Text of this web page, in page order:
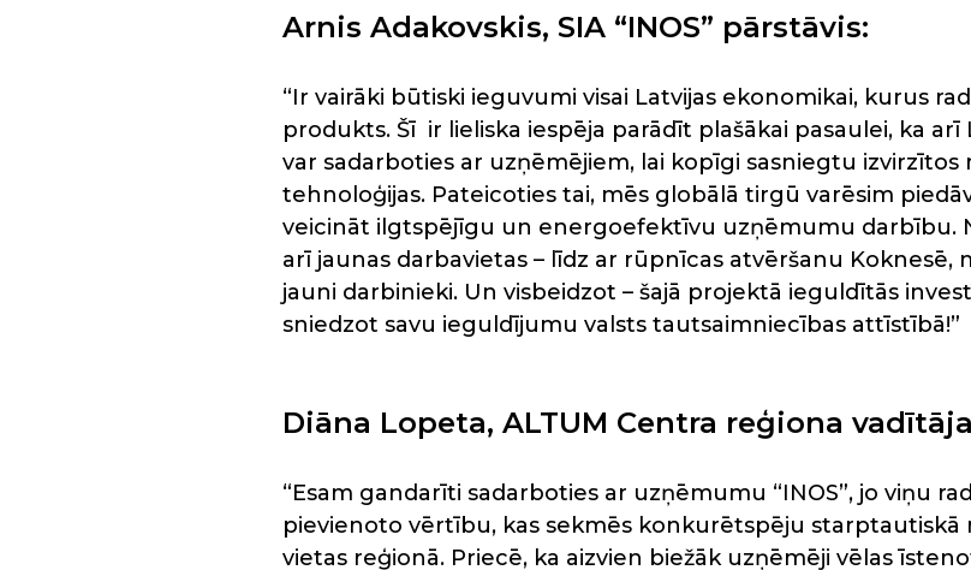
Arnis Adakovskis, SIA “INOS” pārstāvis:
“Ir vairāki būtiski ieguvumi visai Latvijas ekonomikai, kurus
produkts. Šī ir lieliska iespēja parādīt plašākai pasaulei, ka
var sadarboties ar uzņēmējiem, lai kopīgi sasniegtu
tehnoloģijas. Pateicoties tai, mēs globālā tirgū varēsim
veicināt ilgtspējīgu un energoefektīvu uzņēmumu darbību.
arī jaunas darbavietas – līdz ar rūpnīcas atvēršanu Koknesē,
jauni darbinieki. Un visbeidzot – šajā projektā ieguldītās
sniedzot savu ieguldījumu valsts tautsaimniecības attīstībā!”
Diāna Lopeta, ALTUM Centra reģiona
“Esam gandarīti sadarboties ar uzņēmumu “INOS”, jo viņu
pievienoto vērtību, kas sekmēs konkurētspēju starptautiskā
vietas reģionā. Priecē, ka aizvien biežāk uzņēmēji vēlas